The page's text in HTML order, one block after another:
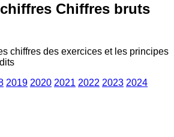
Chiffres bruts
chiffres des exercices et les principes
2019 2020 2021 2022 2023 2024